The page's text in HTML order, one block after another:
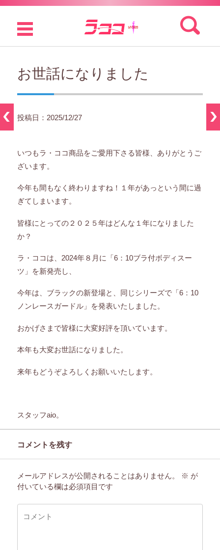
検索:
コンテンツに移動
お世話になりました
投稿日：2025/12/27
いつもラ・ココ商品をご愛用下さる皆様、ありがとうご
ざいます。
今年も間もなく終わりますね！１年があっという間に過
ぎてしまいます。
皆様にとっての２０２５年はどんな１年になりました
か？
ラ・ココは、2024年８月に「6：10ブラ付ボディスー
ツ」を新発売し、
今年は、ブラックの新登場と、同じシリーズで「6：10
ノンレースガードル」を発表いたしました。
おかげさまで皆様に大変好評を頂いています。
本年も大変お世話になりました。
来年もどうぞよろしくお願いいたします。
スタッフaio。
コメントを残す
メールアドレスが公開されることはありません。 ※ が
付いている欄は必須項目です